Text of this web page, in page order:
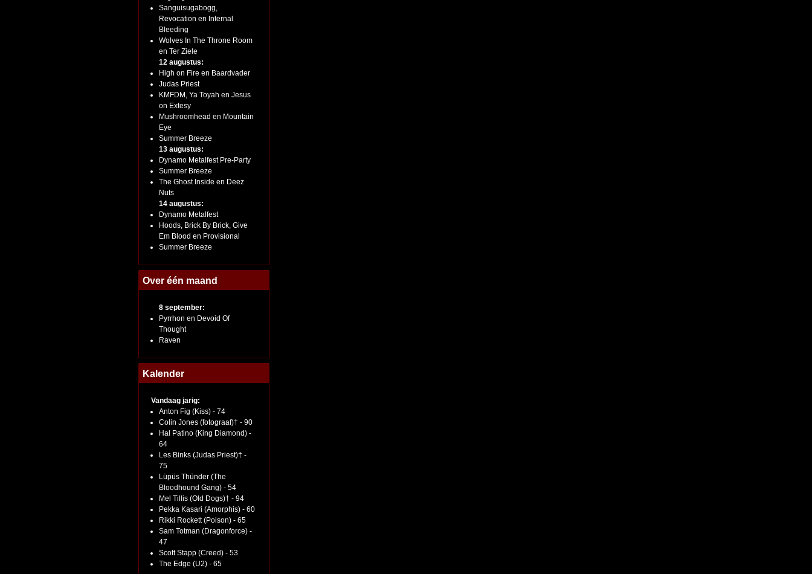
Sanguisugabogg,
Revocation en Internal
Bleeding
Wolves In The Throne Room
en Ter Ziele
12 augustus:
High on Fire en Baardvader
Judas Priest
KMFDM, Ya Toyah en Jesus
on Extesy
Mushroomhead en Mountain
Eye
Summer Breeze
13 augustus:
Dynamo Metalfest Pre-Party
Summer Breeze
The Ghost Inside en Deez
Nuts
14 augustus:
Dynamo Metalfest
Hoods, Brick By Brick, Give
Em Blood en Provisional
Summer Breeze
Over één maand
8 september:
Pyrrhon en Devoid Of
Thought
Raven
Kalender
Vandaag jarig:
Anton Fig (Kiss) - 74
Colin Jones (fotograaf)† - 90
Hal Patino (King Diamond) -
64
Les Binks (Judas Priest)† -
75
Lüpüs Thünder (The
Bloodhound Gang) - 54
Mel Tillis (Old Dogs)† - 94
Pekka Kasari (Amorphis) - 60
Rikki Rockett (Poison) - 65
Sam Totman (Dragonforce) -
47
Scott Stapp (Creed) - 53
The Edge (U2) - 65